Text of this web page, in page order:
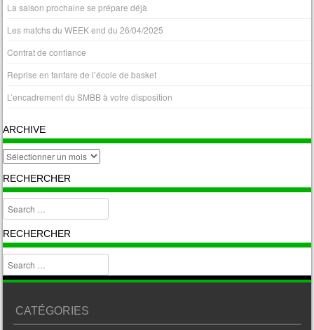
La saison prochaine se prépare déjà
Les matchs du WEEK end du 26/04/2025
Contrat de confiance
Reprise en fanfare de l’école de basket
L’encadrement du SMBB à votre disposition
ARCHIVE
archive
RECHERCHER
Search
RECHERCHER
Search
CATÉGORIES